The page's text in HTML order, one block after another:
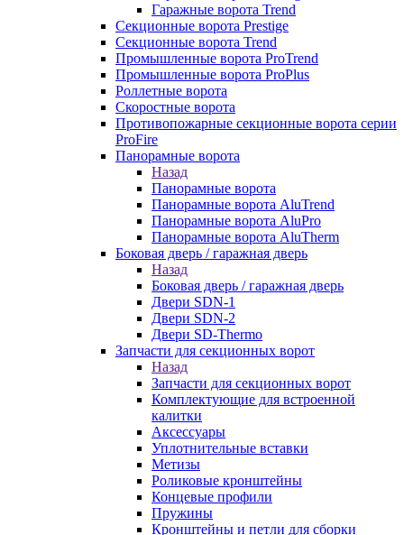
Гаражные ворота Trend
Секционные ворота Prestige
Секционные ворота Trend
Промышленные ворота ProTrend
Промышленные ворота ProPlus
Роллетные ворота
Скоростные ворота
Противопожарные секционные ворота серии
ProFire
Панорамные ворота
Назад
Панорамные ворота
Панорамные ворота AluTrend
Панорамные ворота AluPro
Панорамные ворота AluTherm
Боковая дверь / гаражная дверь
Назад
Боковая дверь / гаражная дверь
Двери SDN-1
Двери SDN-2
Двери SD-Thermo
Запчасти для секционных ворот
Назад
Запчасти для секционных ворот
Комплектующие для встроенной
калитки
Аксессуары
Уплотнительные вставки
Метизы
Роликовые кронштейны
Концевые профили
Пружины
Кронштейны и петли для сборки